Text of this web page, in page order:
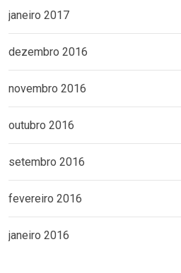
janeiro 2017
dezembro 2016
novembro 2016
outubro 2016
setembro 2016
fevereiro 2016
janeiro 2016